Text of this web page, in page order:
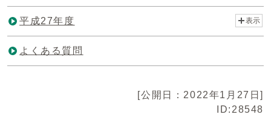
平成27年度 表示
よくある質問
[公開日：2022年1月27日]
ID:28548